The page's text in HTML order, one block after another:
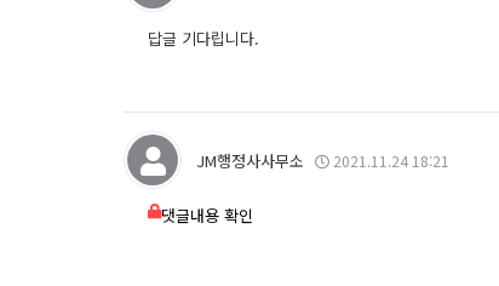
답글 기다립니다.
JM행정사사무소 2021.11.24 18:21
댓글내용 확인